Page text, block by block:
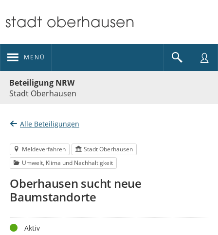
MENÜ
Beteiligung NRW
Stadt Oberhausen
Alle Beteiligungen
Meldeverfahren
Stadt Oberhausen
Umwelt, Klima und Nachhaltigkeit
Oberhausen sucht neue
Baumstandorte
StatusAktiv